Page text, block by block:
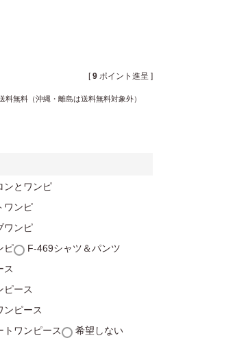
[ 9 ポイント進呈 ]
料無料（沖縄・離島は送料無料対象外）
ンとワンピ
ワンピ
ワンピ
ピ
F-469シャツ＆パンツ
ス
ピース
ンピース
トワンピース
希望しない